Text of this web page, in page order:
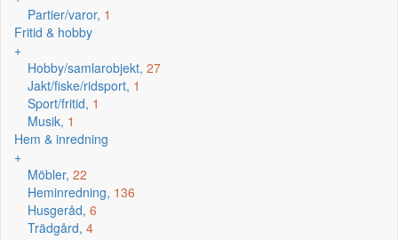
Partier/varor, 1
Fritid & hobby
+
Hobby/samlarobjekt, 27
Jakt/fiske/ridsport, 1
Sport/fritid, 1
Musik, 1
Hem & inredning
+
Möbler, 22
Heminredning, 136
Husgeråd, 6
Trädgård, 4